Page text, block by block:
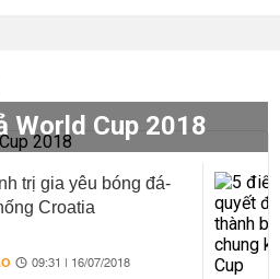
World Cup 2018
trị gia yêu bóng đá-
Croatia
09:31 | 16/07/2018